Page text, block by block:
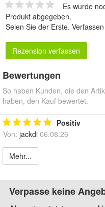
Es wurde
Produkt abgegeben.
Seien Sie der Erste.
Rezension verfassen
Bewertungen
So haben Kunden, die den
haben, den Kauf bewertet.
Positiv
Von: jackdi 06.08.26
Mehr...
Verpasse keine